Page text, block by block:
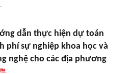
dẫn thực hiện dự toán
phí sự nghiệp khoa học và
nghệ cho các địa phương